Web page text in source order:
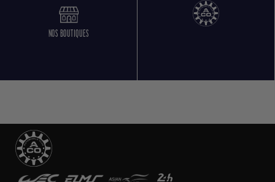
NOS BOUTIQUES